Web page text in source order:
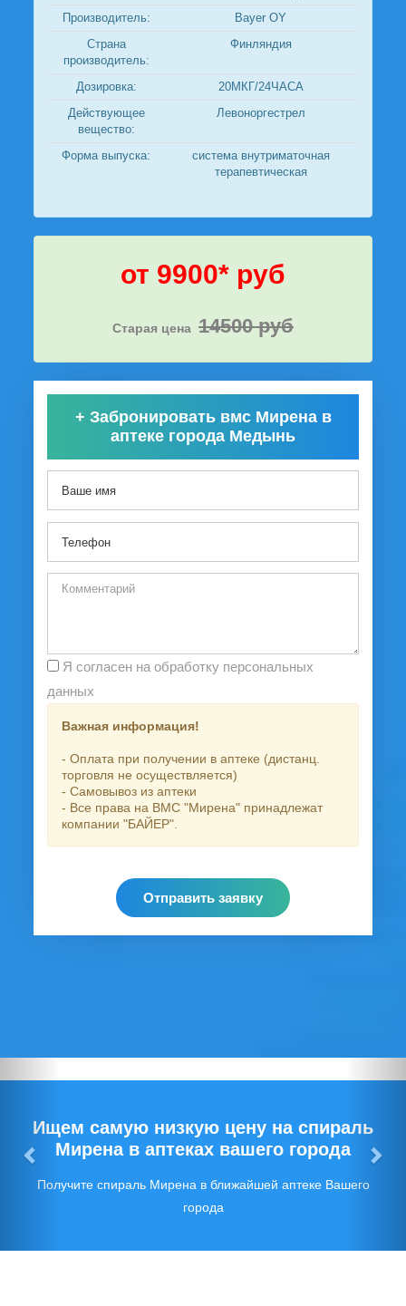
Производитель:
Bayer OY
Страна
производитель:
Финляндия
Дозировка:
20МКГ/24ЧАСА
Действующее
вещество:
Левоноргестрел
Форма выпуска:
система внутриматочная
терапевтическая
от 9900* руб
Старая цена 14500 руб
+ Забронировать вмс Мирена в
аптеке города Медынь
данных
Важная информация!
- Оплата при получении в аптеке (дистанц.
торговля не осуществляется)
- Самовывоз из аптеки
- Все права на ВМС "Мирена" принадлежат
компании "БАЙЕР".
Отправить заявку
Ищем самую низкую цену на спираль
Мирена в аптеках вашего города
Получите спираль Мирена в ближайшей аптеке Вашего
города